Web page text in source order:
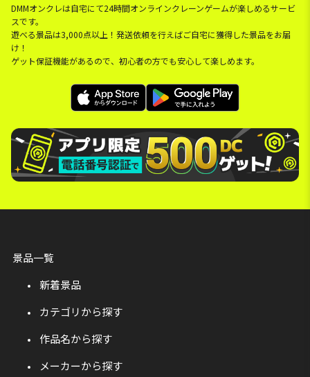
DMMオンクレは自宅にて24時間オンラインクレーンゲームが楽しめるサービ
スです。
遊べる景品は3,000点以上！発送依頼を行えばご自宅に獲得した景品をお届
け！
ゲット保証機能があるので、初心者の方でも安心して楽しめます。
景品一覧
新着景品
カテゴリから探す
作品名から探す
メーカーから探す